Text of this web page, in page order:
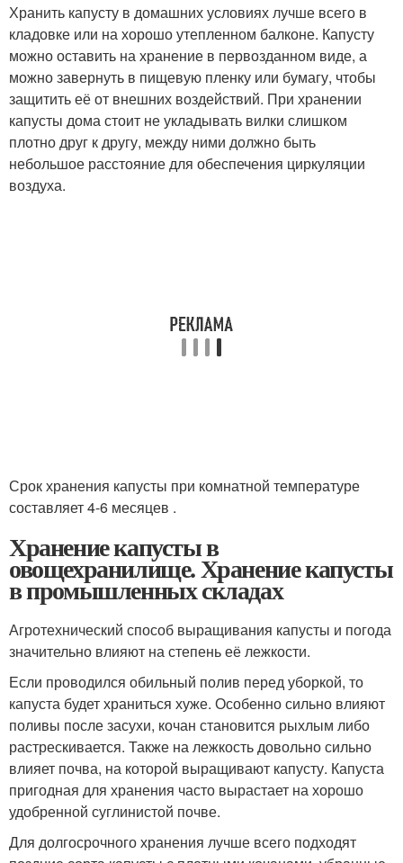
Хранить капусту в домашних условиях лучше всего в
кладовке или на хорошо утепленном балконе. Капусту
можно оставить на хранение в первозданном виде, а
можно завернуть в пищевую пленку или бумагу, чтобы
защитить её от внешних воздействий. При хранении
капусты дома стоит не укладывать вилки слишком
плотно друг к другу, между ними должно быть
небольшое расстояние для обеспечения циркуляции
воздуха.
Срок хранения капусты при комнатной температуре
составляет 4-6 месяцев .
Хранение капусты в
овощехранилище. Хранение капусты
в промышленных складах
Агротехнический способ выращивания капусты и погода
значительно влияют на степень её лежкости.
Если проводился обильный полив перед уборкой, то
капуста будет храниться хуже. Особенно сильно влияют
поливы после засухи, кочан становится рыхлым либо
растрескивается. Также на лежкость довольно сильно
влияет почва, на которой выращивают капусту. Капуста
пригодная для хранения часто вырастает на хорошо
удобренной суглинистой почве.
Для долгосрочного хранения лучше всего подходят